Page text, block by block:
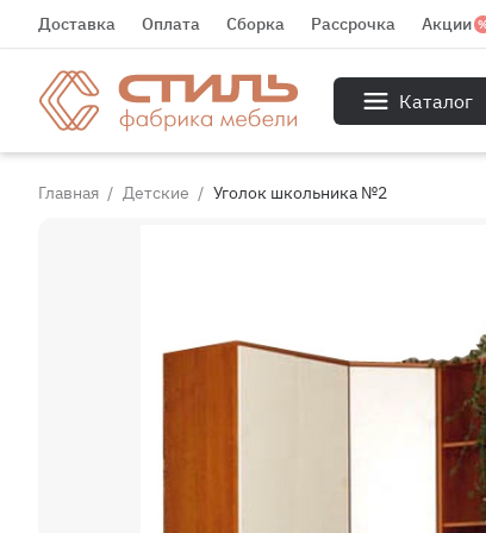
Доставка Оплата Сборка Рассрочка Акции
Каталог
Главная Детские Уголок школьника №2